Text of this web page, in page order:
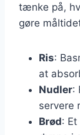
tænke på,
gøre
Ris:
at
Nudler:
servere
Brød: